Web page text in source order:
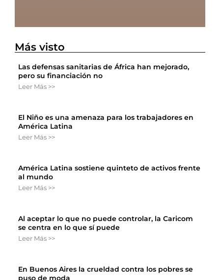
Más visto
Las defensas sanitarias de África han mejorado,
pero su financiación no
Leer Más >>
El Niño es una amenaza para los trabajadores en
América Latina
Leer Más >>
América Latina sostiene quinteto de activos frente
al mundo
Leer Más >>
Al aceptar lo que no puede controlar, la Caricom
se centra en lo que sí puede
Leer Más >>
En Buenos Aires la crueldad contra los pobres se
puso de moda